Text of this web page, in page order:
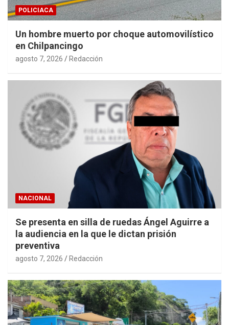
POLICIACA
Un hombre muerto por choque automovilístico
en Chilpancingo
agosto 7, 2026 Redacción
NACIONAL
Se presenta en silla de ruedas Ángel Aguirre a
la audiencia en la que le dictan prisión
preventiva
agosto 7, 2026 Redacción